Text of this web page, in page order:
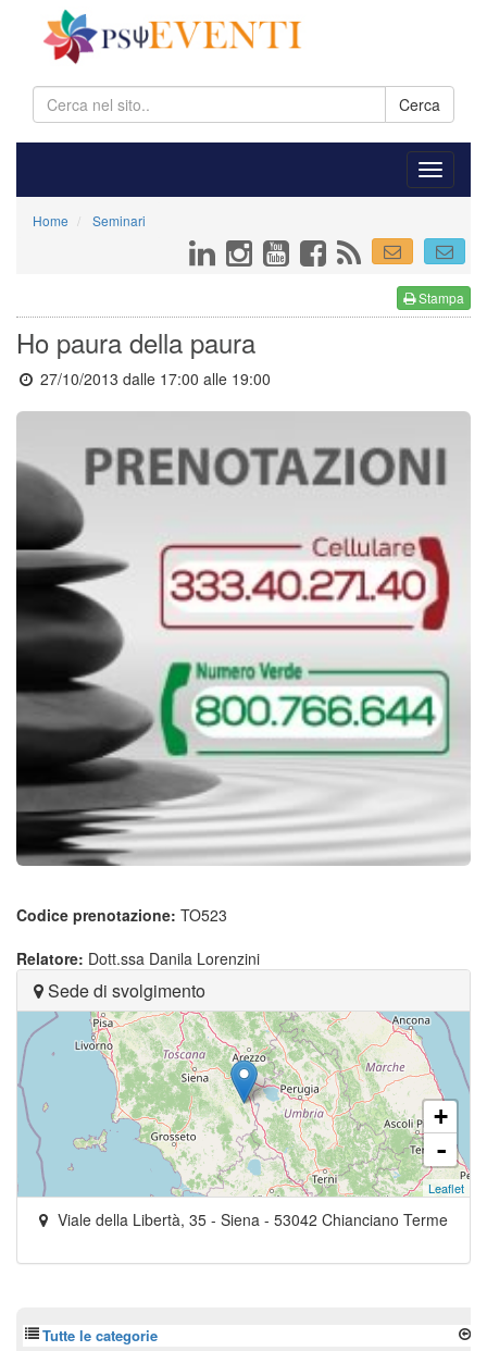
Cerca
Home Seminari
Stampa
Ho paura della paura
27/10/2013 dalle 17:00 alle 19:00
Codice prenotazione: TO523
Relatore: Dott.ssa Danila Lorenzini
Sede di svolgimento
+
-
Leaflet
Viale della Libertà, 35 - Siena - 53042 Chianciano Terme
Tutte le categorie